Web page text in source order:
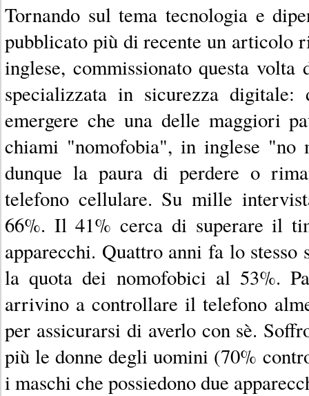
Tornando sul tema tecnologia e
pubblicato più di recente un articolo
inglese, commissionato questa volta
specializzata in sicurezza digitale:
emergere che una delle maggiori
chiami "nomofobia", in inglese "no
dunque la paura di perdere o
telefono cellulare. Su mille
66%. Il 41% cerca di superare il
apparecchi. Quattro anni fa lo stesso
la quota dei nomofobici al 53%.
arrivino a controllare il telefono
per assicurarsi di averlo con sè.
più le donne degli uomini (70%
i maschi che possiedono due